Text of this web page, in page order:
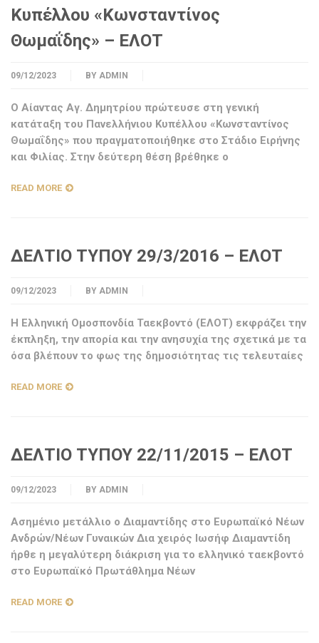
Κυπέλλου «Κωνσταντίνος
Θωμαΐδης» – ΕΛΟΤ
09/12/2023 BY ADMIN
Ο Αίαντας Αγ. Δημητρίου πρώτευσε στη γενική
κατάταξη του Πανελλήνιου Κυπέλλου «Κωνσταντίνος
Θωμαΐδης» που πραγματοποιήθηκε στο Στάδιο Ειρήνης
και Φιλίας. Στην δεύτερη θέση βρέθηκε ο
READ MORE
ΔΕΛΤΙΟ ΤΥΠΟΥ 29/3/2016 – ΕΛΟΤ
09/12/2023 BY ADMIN
Η Ελληνική Ομοσπονδία Ταεκβοντό (ΕΛΟΤ) εκφράζει την
έκπληξη, την απορία και την ανησυχία της σχετικά με τα
όσα βλέπουν το φως της δημοσιότητας τις τελευταίες
READ MORE
ΔΕΛΤΙΟ ΤΥΠΟΥ 22/11/2015 – ΕΛΟΤ
09/12/2023 BY ADMIN
Ασημένιο μετάλλιο ο Διαμαντίδης στο Ευρωπαϊκό Νέων
Ανδρών/Νέων Γυναικών Δια χειρός Ιωσήφ Διαμαντίδη
ήρθε η μεγαλύτερη διάκριση για το ελληνικό ταεκβοντό
στο Ευρωπαϊκό Πρωτάθλημα Νέων
READ MORE